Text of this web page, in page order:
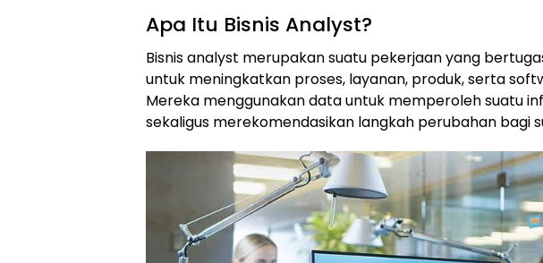
Apa Itu Bisnis Analyst?
Bisnis analyst merupakan suatu pekerjaan yang
untuk meningkatkan proses, layanan, produk, serta
Mereka menggunakan data untuk memperoleh suatu
sekaligus merekomendasikan langkah perubahan bagi